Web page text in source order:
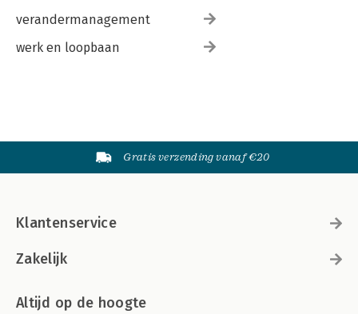
verandermanagement
werk en loopbaan
Gratis verzending vanaf €20
Klantenservice
Zakelijk
Altijd op de hoogte